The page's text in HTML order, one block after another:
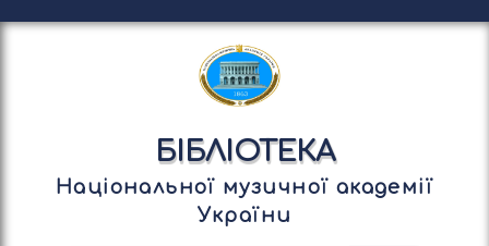
е
БІБЛІОТЕКА
Національної музичної академії
України